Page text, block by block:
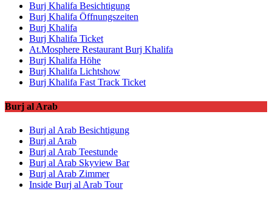
Burj Khalifa Besichtigung
Burj Khalifa Öffnungszeiten
Burj Khalifa
Burj Khalifa Ticket
At.Mosphere Restaurant Burj Khalifa
Burj Khalifa Höhe
Burj Khalifa Lichtshow
Burj Khalifa Fast Track Ticket
Burj al Arab
Burj al Arab Besichtigung
Burj al Arab
Burj al Arab Teestunde
Burj al Arab Skyview Bar
Burj al Arab Zimmer
Inside Burj al Arab Tour